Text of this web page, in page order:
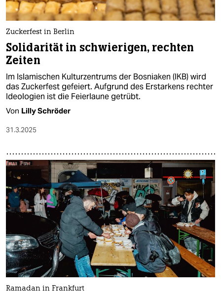
Zuckerfest in Berlin
Solidarität in schwierigen, rechten
Zeiten
Im Islamischen Kulturzentrums der Bosniaken (IKB) wird
das Zuckerfest gefeiert. Aufgrund des Erstarkens rechter
Ideologien ist die Feierlaune getrübt.
Von Lilly Schröder
31.3.2025
Ramadan in Frankfurt